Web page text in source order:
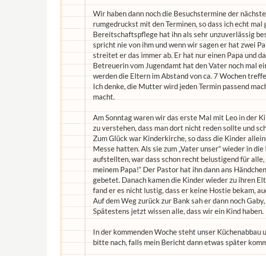
Wir haben dann noch die Besuchstermine der
rumgedruckst mit den Terminen, so dass ich echt
Bereitschaftspflege hat ihn als sehr unzuverlässig
spricht nie von ihm und wenn wir sagen er hat zwei
streitet er das immer ab. Er hat nur einen Papa und
Betreuerin vom Jugendamt hat den Vater noch mal
werden die Eltern im Abstand von ca. 7 Wochen
Ich denke, die Mutter wird jeden Termin passend
macht.
Am Sonntag waren wir das erste Mal mit Leo in der
zu verstehen, dass man dort nicht reden sollte und
Zum Glück war Kinderkirche, so dass die Kinder
Messe hatten. Als sie zum „Vater unser“ wieder in
aufstellten, war dass schon recht belustigend für
meinem Papa!“ Der Pastor hat ihn dann ans
gebetet. Danach kamen die Kinder wieder zu ihren
fand er es nicht lustig, dass er keine Hostie bekam,
Auf dem Weg zurück zur Bank sah er dann noch
Spätestens jetzt wissen alle, dass wir ein Kind haben.
In der kommenden Woche steht unser Küchenabbau
bitte nach, falls mein Bericht dann etwas später